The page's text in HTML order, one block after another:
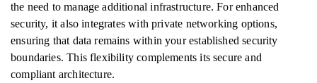
the need to manage additional infrastructure. For enhanced
security, it also integrates with private networking options,
ensuring that data remains within your established security
boundaries. This flexibility complements its secure and
compliant architecture.